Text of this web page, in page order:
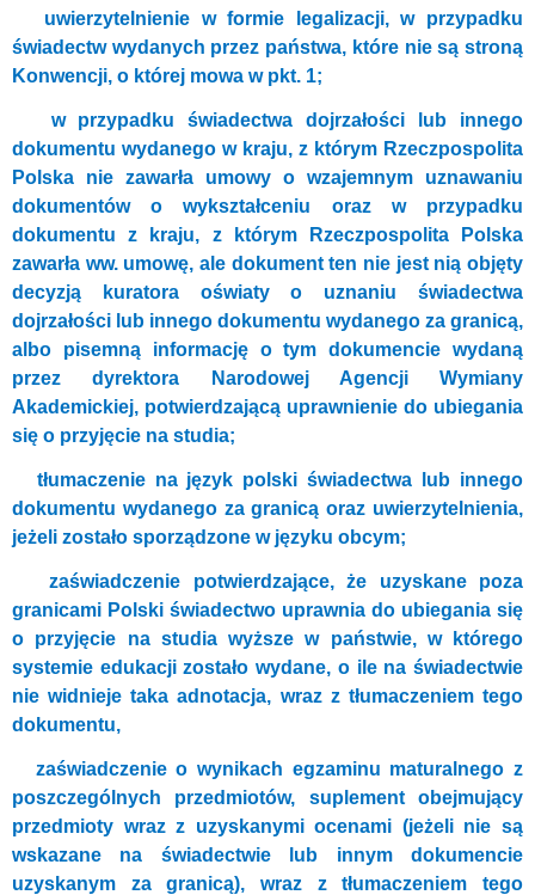
uwierzytelnienie w formie legalizacji, w przypadku
świadectw wydanych przez państwa, które nie są stroną
Konwencji, o której mowa w pkt. 1;
w przypadku świadectwa dojrzałości lub innego
dokumentu wydanego w kraju, z którym Rzeczpospolita
Polska nie zawarła umowy o wzajemnym uznawaniu
dokumentów o wykształceniu oraz w przypadku
dokumentu z kraju, z którym Rzeczpospolita Polska
zawarła ww. umowę, ale dokument ten nie jest nią objęty
decyzją kuratora oświaty o uznaniu świadectwa
dojrzałości lub innego dokumentu wydanego za granicą,
albo pisemną informację o tym dokumencie wydaną
przez dyrektora Narodowej Agencji Wymiany
Akademickiej, potwierdzającą uprawnienie do ubiegania
się o przyjęcie na studia;
tłumaczenie na język polski świadectwa lub innego
dokumentu wydanego za granicą oraz uwierzytelnienia,
jeżeli zostało sporządzone w języku obcym;
zaświadczenie potwierdzające, że uzyskane poza
granicami Polski świadectwo uprawnia do ubiegania się
o przyjęcie na studia wyższe w państwie, w którego
systemie edukacji zostało wydane, o ile na świadectwie
nie widnieje taka adnotacja, wraz z tłumaczeniem tego
dokumentu,
zaświadczenie o wynikach egzaminu maturalnego z
poszczególnych przedmiotów, suplement obejmujący
przedmioty wraz z uzyskanymi ocenami (jeżeli nie są
wskazane na świadectwie lub innym dokumencie
uzyskanym za granicą), wraz z tłumaczeniem tego